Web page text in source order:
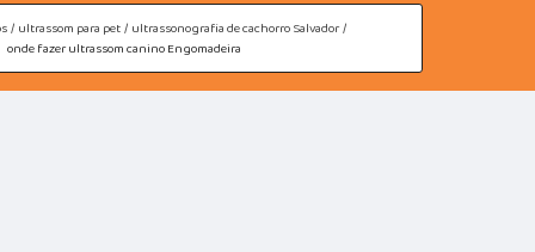
ultrassom para pet ultrassonografia de cachorro Salvador
onde fazer ultrassom canino Engomadeira